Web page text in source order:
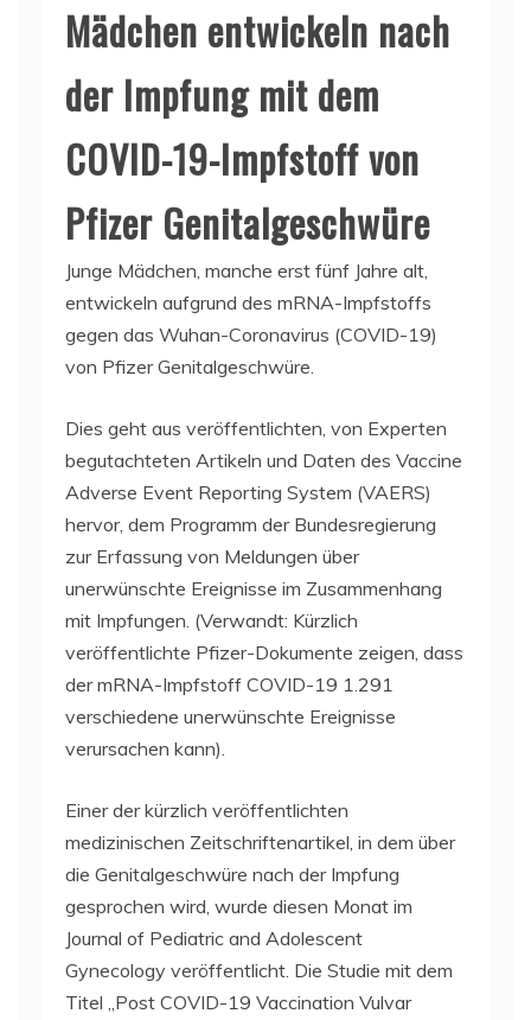
Mädchen entwickeln nach
der Impfung mit dem
COVID-19-Impfstoff von
Pfizer Genitalgeschwüre
Junge Mädchen, manche erst fünf Jahre alt,
entwickeln aufgrund des mRNA-Impfstoffs
gegen das Wuhan-Coronavirus (COVID-19)
von Pfizer Genitalgeschwüre.
Dies geht aus veröffentlichten, von Experten
begutachteten Artikeln und Daten des Vaccine
Adverse Event Reporting System (VAERS)
hervor, dem Programm der Bundesregierung
zur Erfassung von Meldungen über
unerwünschte Ereignisse im Zusammenhang
mit Impfungen. (Verwandt: Kürzlich
veröffentlichte Pfizer-Dokumente zeigen, dass
der mRNA-Impfstoff COVID-19 1.291
verschiedene unerwünschte Ereignisse
verursachen kann).
Einer der kürzlich veröffentlichten
medizinischen Zeitschriftenartikel, in dem über
die Genitalgeschwüre nach der Impfung
gesprochen wird, wurde diesen Monat im
Journal of Pediatric and Adolescent
Gynecology veröffentlicht. Die Studie mit dem
Titel „Post COVID-19 Vaccination Vulvar